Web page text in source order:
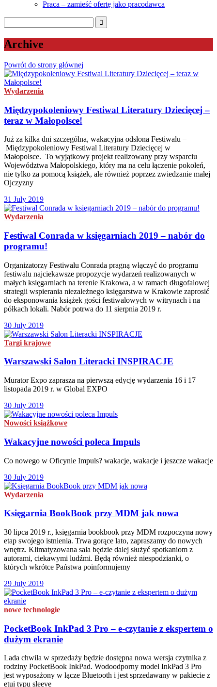
Praca – zamieść ofertę jako pracodawca
Archive
Powrót do strony głównej
Wydarzenia
Międzypokoleniowy Festiwal Literatury Dziecięcej –
teraz w Małopolsce!
Już za kilka dni szczególna, wakacyjna odsłona Festiwalu –
Międzypokoleniowy Festiwal Literatury Dziecięcej w
Małopolsce. To wyjątkowy projekt realizowany przy wsparciu
Województwa Małopolskiego, który ma na celu łączenie pokoleń,
nie tylko za pomocą książek, ale również poprzez zwiedzanie małej
Ojczyzny
31 July 2019
Wydarzenia
Festiwal Conrada w księgarniach 2019 – nabór do
programu!
Organizatorzy Festiwalu Conrada pragną włączyć do programu
festiwalu najciekawsze propozycje wydarzeń realizowanych w
małych księgarniach na terenie Krakowa, a w ramach długofalowej
strategii wspierania niezależnego księgarstwa w Krakowie zaprosić
do eksponowania książek gości festiwalowych w witrynach i na
półkach lokali. Nabór potrwa do 11 sierpnia 2019 r.
30 July 2019
Targi krajowe
Warszawski Salon Literacki INSPIRACJE
Murator Expo zaprasza na pierwszą edycję wydarzenia 16 i 17
listopada 2019 r. w Global EXPO
30 July 2019
Nowości książkowe
Wakacyjne nowości poleca Impuls
Co nowego w Oficynie Impuls? wakacje, wakacje i jeszcze wakacje
30 July 2019
Wydarzenia
Księgarnia BookBook przy MDM jak nowa
30 lipca 2019 r., księgarnia bookbook przy MDM rozpoczyna nowy
etap swojego istnienia. Trwa gorące lato, zapraszamy do nowych
wnętrz. Klimatyzowana sala będzie dalej służyć spotkaniom z
autorami, ciekawymi ludźmi. Będą również niespodzianki, o
których wkrótce Państwa poinformujemy
29 July 2019
nowe technologie
PocketBook InkPad 3 Pro – e-czytanie z ekspertem o
dużym ekranie
Lada chwila w sprzedaży będzie dostępna nowa wersja czytnika z
rodziny PocketBook InkPad. Wodoodporny model InkPad 3 Pro
jest wyposażony w łącze Bluetooth i jest sprzedawany w pakiecie z
etui typu sleeve